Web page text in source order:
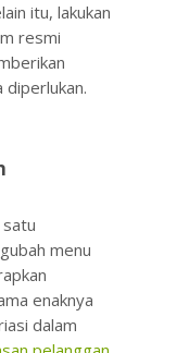
itu, lakukan
resmi
diperlukan.
menu
enaknya
dalam